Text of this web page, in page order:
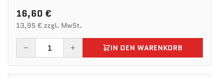
16,60 €
13,95 € zzgl. MwSt.
IN DEN WARENKORB